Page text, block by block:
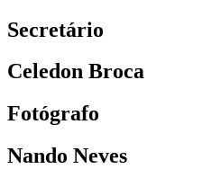
Secretário
Celedon Broca
Fotógrafo
Nando Neves